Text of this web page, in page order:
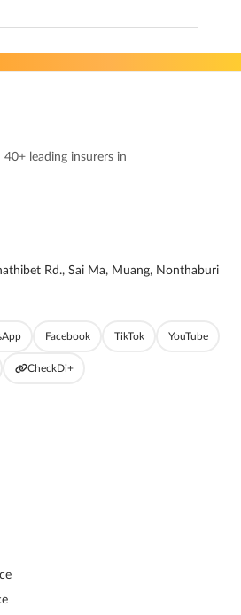
leading insurers in
Rd., Sai Ma, Muang, Nonthaburi
Facebook TikTok YouTube
CheckDi+